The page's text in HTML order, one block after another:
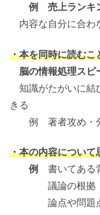
例 売上ランキ
内容な自分に合わ
・本を同時に読むこ
脳の情報処理スピ
知識がたがいに結
きる
例 著者攻め・
・本の内容について
例 書いてある
議論の根拠
論点や問題